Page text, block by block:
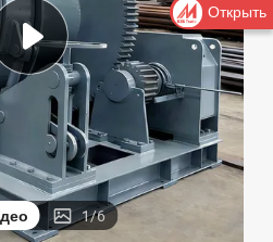
1/6
Открыть